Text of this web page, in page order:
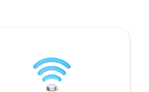
floden, som
bade og øjeblikke